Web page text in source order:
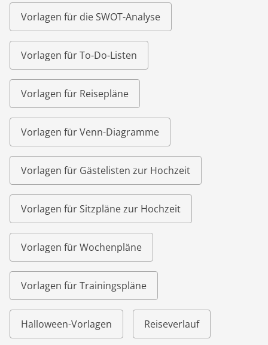
Vorlagen für die SWOT-Analyse
Vorlagen für To-Do-Listen
Vorlagen für Reisepläne
Vorlagen für Venn-Diagramme
Vorlagen für Gästelisten zur Hochzeit
Vorlagen für Sitzpläne zur Hochzeit
Vorlagen für Wochenpläne
Vorlagen für Trainingspläne
Halloween-Vorlagen Reiseverlauf